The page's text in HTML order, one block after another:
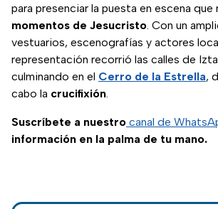
para presenciar la puesta en escena que
momentos de Jesucristo. Con un
vestuarios, escenografías y actores
representación recorrió las calles de
culminando en el Cerro de la Estrella,
cabo la crucifixión.
Suscríbete a nuestro canal de
información en la palma de tu mano.